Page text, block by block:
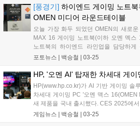
로, 저장공간 또한 1TB의 넉넉한 크기를
2025년 2분기까지 국내 브랜디드 게이
유율 1위를 기록했다. HP는 2021년 한국
후, 게이머의 문화를 바탕으로 한 마케
개월 만에 업계 선두에 오르며 강력한
적인 기술 혁신과 게이머 중심의 마케팅
준히 강화하고 있다....
[풍경기] 하이엔드 게이밍 노트
OMEN 미디어 라운드테이블
오늘 가장 화두 되었던 OMEN의 새로
MAX 16 게이밍 노트북(이하 오멘 멕스
노트북의 하이엔드 라인업을 담당하
OMEN의 하이엔드 게이밍 노트북 오멘
메모리를 탑재할 수 있다. PC 라인업에
추진해 볼 계획이라 언급했다....
포토뉴스 | 백승철 03-25
HP, '오멘 AI' 탑재한 차세대 게이
HP(www.hp.co.kr)가 AI 기반 게이밍 솔
차세대 게이밍 PC '오멘 맥스
새 제품을 국내 출시했다. CES 2025에
게이머들의 니즈를 충족하고 한 차원 높
게임뉴스 | 백승철 03-25